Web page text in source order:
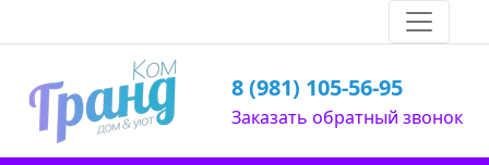
8 (981) 105-56-95
Заказать обратный звонок